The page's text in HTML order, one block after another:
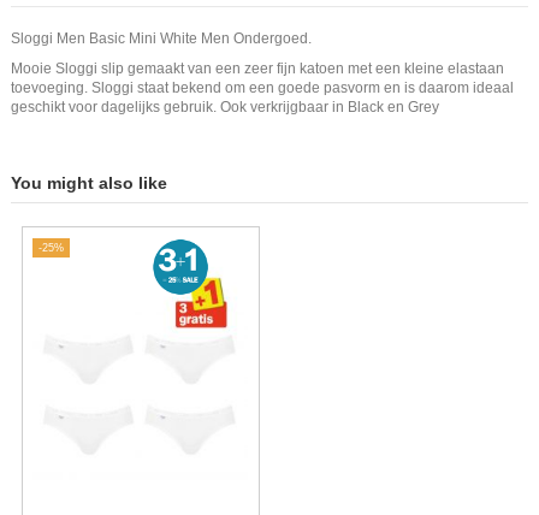
Sloggi Men Basic Mini White Men Ondergoed.
Mooie Sloggi slip gemaakt van een zeer fijn katoen met een kleine elastaan
toevoeging. Sloggi staat bekend om een goede pasvorm en is daarom ideaal
geschikt voor dagelijks gebruik. Ook verkrijgbaar in Black en Grey
You might also like
-25%